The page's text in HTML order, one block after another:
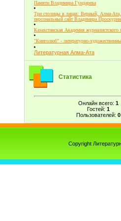
Памяти Владимира Гундарева
Три столицы в лицах: Верный, Алма-
персональный сайт Владимира
Казахстанская Академия журналистского
"Книголюб" - литературно-
Литературная Алма-Ата
Статистика
Онлайн всего: 1
Гостей: 1
Пользователей: 0
Copyright